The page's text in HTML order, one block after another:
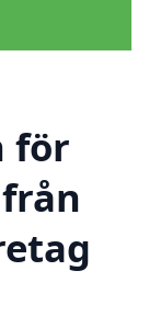
för